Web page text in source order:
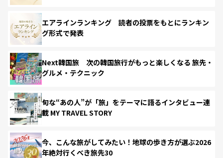
エアラインランキング 読者の投票をもとにランキン
グ形式で発表
Next韓国旅 次の韓国旅行がもっと楽しくなる 旅先・
グルメ・テクニック
旬な“あの人”が「旅」をテーマに語るインタビュー連
載 MY TRAVEL STORY
今、こんな旅がしてみたい！地球の歩き方が選ぶ2026
年絶対行くべき旅先30